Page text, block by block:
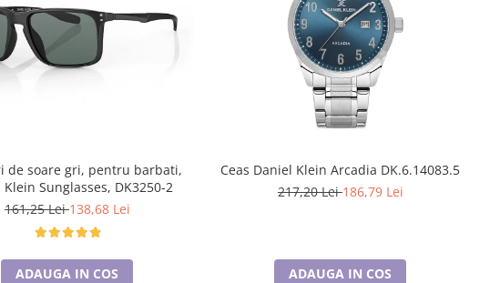
de soare gri, pentru barbati,
Klein Sunglasses, DK3250-2
161,25 Lei138,68 Lei
ADAUGA IN COS
Ceas Daniel Klein Arcadia DK.6.14083.5
217,20 Lei186,79 Lei
ADAUGA IN COS